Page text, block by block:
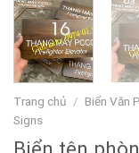
Trang chủ / Biển Văn
Signs